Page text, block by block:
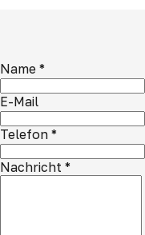
Name *
E-Mail
Telefon *
Nachricht *